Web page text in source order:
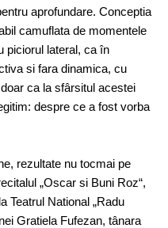
aprofundare. Conceptia
camuflata de momentele
piciorul lateral, ca în
si fara dinamica, cu
ca la sfârsitul acestei
despre ce a fost vorba
rezultate nu tocmai pe
„Oscar si Buni Roz“,
Teatrul National „Radu
Gratiela Fufezan, tânara